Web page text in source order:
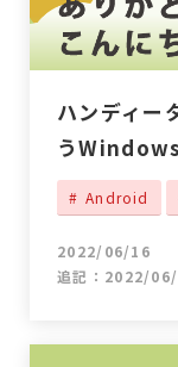
ハンディー
う
Android
2022/06/16
追記：2022/